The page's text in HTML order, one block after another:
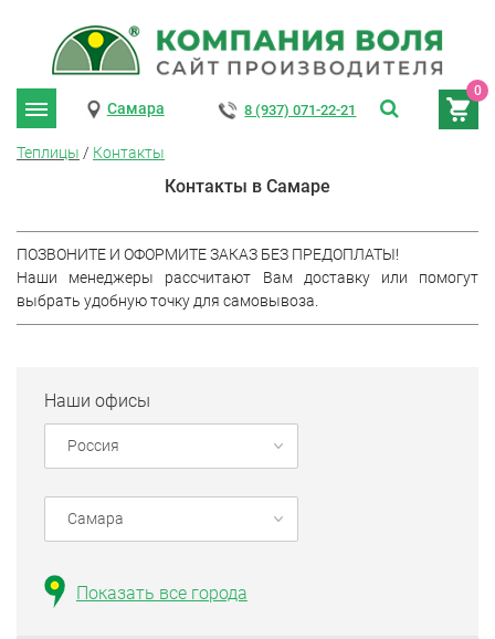
0
Самара 8 (937) 071-22-21
Теплицы / Контакты
Контакты в Самаре
ПОЗВОНИТЕ И ОФОРМИТЕ ЗАКАЗ БЕЗ ПРЕДОПЛАТЫ!
Наши менеджеры рассчитают Вам доставку или помогут
выбрать удобную точку для самовывоза.
Наши офисы
Россия
Самара
Показать все города